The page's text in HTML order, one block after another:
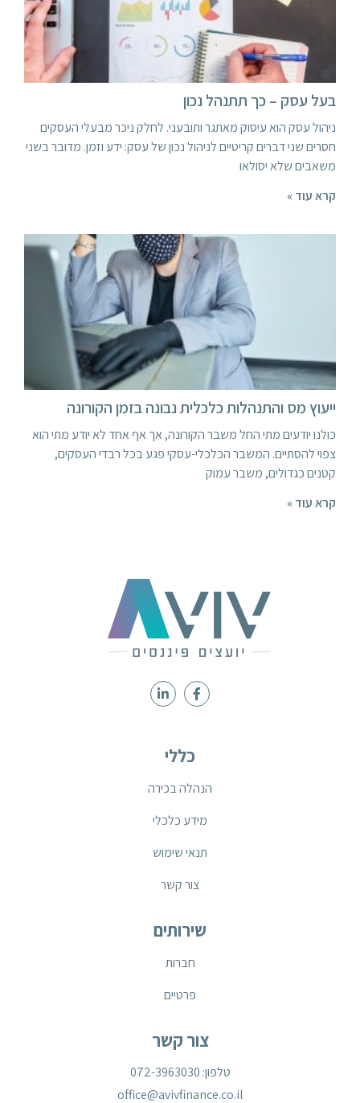
בעל עסק – כך תתנהל נכון
ניהול עסק הוא עיסוק מאתגר ותובעני. לחלק ניכר מבעלי העסקים
חסרים שני דברים קריטיים לניהול נכון של עסק: ידע וזמן. מדובר בשני
משאבים שלא יסולאו
קרא עוד »
ייעוץ מס והתנהלות כלכלית נבונה בזמן הקורונה
כולנו יודעים מתי החל משבר הקורונה, אך אף אחד לא יודע מתי הוא
צפוי להסתיים. המשבר הכלכלי-עסקי פגע בכל רבדי העסקים,
קטנים כגדולים, משבר עמוק
קרא עוד »
כללי
הנהלה בכירה
מידע כלכלי
תנאי שימוש
צור קשר
שירותים
חברות
פרטיים
צור קשר
טלפון: 072-3963030
office@avivfinance.co.il